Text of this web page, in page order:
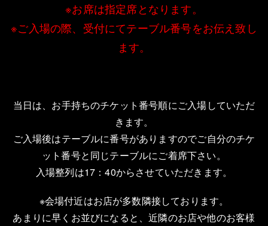
※お席は指定席となります。
※ご入場の際、受付にてテーブル番号をお伝え致し
ます。
当日は、お手持ちのチケット番号順にご入場していただ
きます。
ご入場後はテーブルに番号がありますのでご自分のチケ
ット番号と同じテーブルにご着席下さい。
入場整列は17：40からさせていただきます。
※会場付近はお店が多数隣接しております。
あまりに早くお並びになると、近隣のお店や他のお客様